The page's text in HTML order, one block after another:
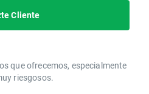
Cliente
que ofrecemos, especialmente
riesgosos.